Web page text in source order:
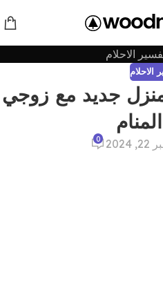
الاحلام
الاحلام
جديد مع زوجي
0